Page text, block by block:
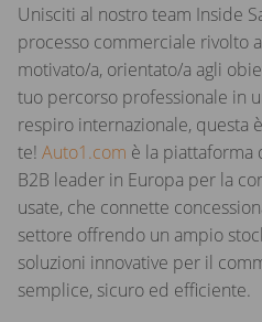
Unisciti al nostro team Inside
processo commerciale rivolto
motivato/a, orientato/a agli
tuo percorso professionale in
respiro internazionale, questa
te! Auto1.com è la piattaforma
B2B leader in Europa per la
usate, che connette
settore offrendo un ampio
soluzioni innovative per il
semplice, sicuro ed efficiente.